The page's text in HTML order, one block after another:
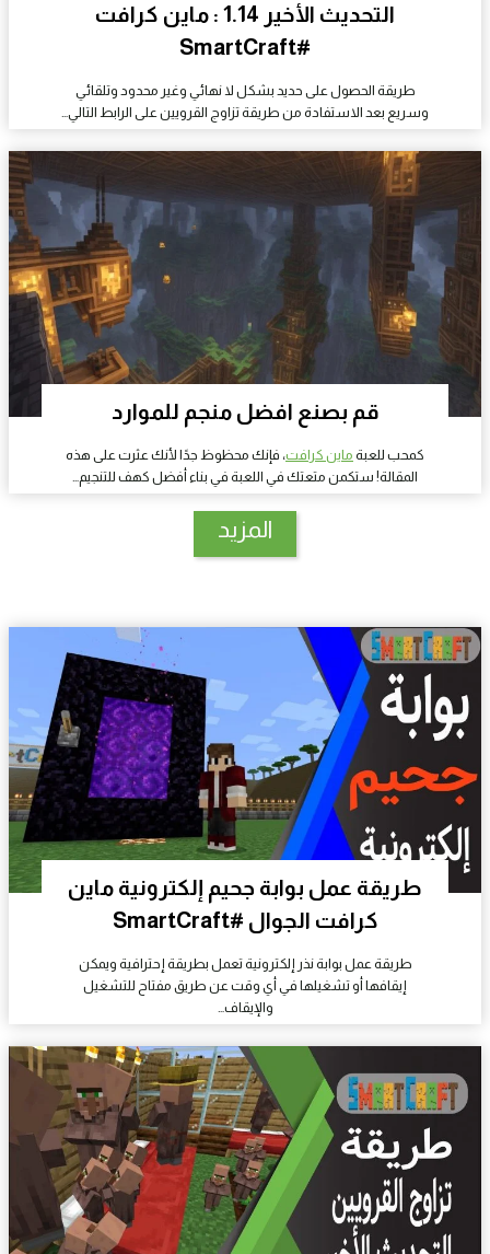
التحديث الأخير 1.14 : ماين كرافت
#SmartCraft
طريقة الحصول على حديد بشكل لا نهائي وغير محدود وتلقائي
وسريع بعد الاستفادة من طريقة تزاوج القرويين على الرابط التالي…
قم بصنع افضل منجم للموارد
كمحب للعبة ماين كرافت، فإنك محظوظ جدًا لأنك عثرت على هذه
المقالة! ستكمن متعتك في اللعبة في بناء أفضل كهف للتنجيم…
المزيد
طريقة عمل بوابة جحيم إلكترونية ماين
كرافت الجوال #SmartCraft
طريقة عمل بوابة نذر إلكترونية تعمل بطريقة إحترافية ويمكن
إيقافها أو تشغيلها في أي وقت عن طريق مفتاح للتشغيل
والإيقاف…